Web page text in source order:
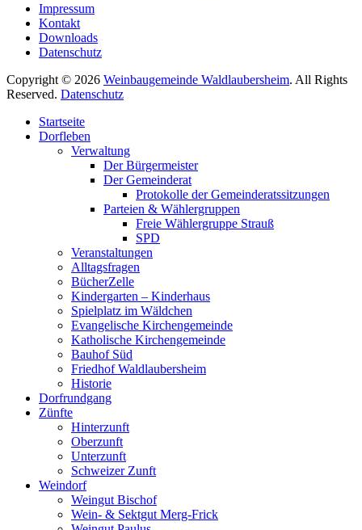
Impressum
Kontakt
Downloads
Datenschutz
Copyright © 2026 Weinbaugemeinde Waldlaubersheim. All Rights
Reserved. Datenschutz
oben
scrollen
Startseite
Dorfleben
Verwaltung
Der Bürgermeister
Der Gemeinderat
Protokolle der Gemeinderatssitzungen
Parteien & Wählergruppen
Freie Wählergruppe Strauß
SPD
Veranstaltungen
Alltagsfragen
BücherZelle
Kindergarten – Kinderhaus
Spielplatz im Wäldchen
Evangelische Kirchengemeinde
Katholische Kirchengemeinde
Bauhof Süd
Friedhof Waldlaubersheim
Historie
Dorfrundgang
Zünfte
Hinterzunft
Oberzunft
Unterzunft
Schweizer Zunft
Weindorf
Weingut Bischof
Wein- & Sektgut Merg-Frick